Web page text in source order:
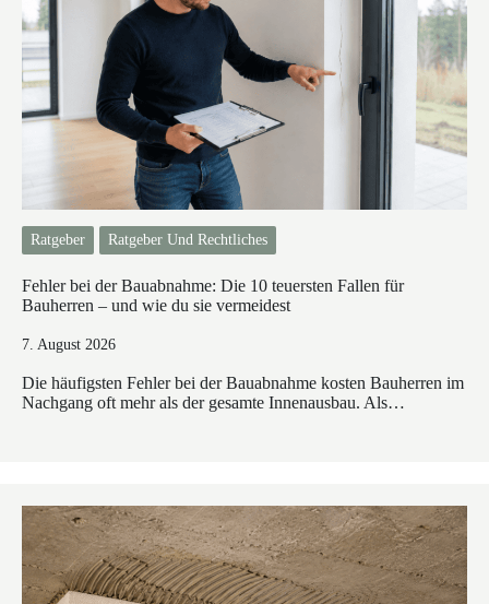
Ratgeber Ratgeber Und Rechtliches
Fehler bei der Bauabnahme: Die 10 teuersten Fallen für
Bauherren – und wie du sie vermeidest
7. August 2026
Die häufigsten Fehler bei der Bauabnahme kosten Bauherren im
Nachgang oft mehr als der gesamte Innenausbau. Als…